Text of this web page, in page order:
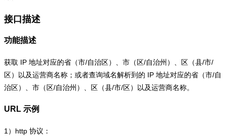
接口描述
功能描述
获取 IP 地址对应的省（市/自治区）、市（区/自治州）、区（县/市/
区）以及运营商名称；或者查询域名解析到的 IP 地址对应的省（市/自
治区）、市（区/自治州）、区（县/市/区）以及运营商名称。
URL 示例
1） http 协议：